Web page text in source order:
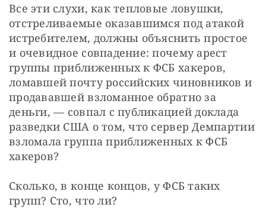
Все эти слухи, как тепловые ловушки,
отстреливаемые оказавшимся под атакой
истребителем, должны объяснить простое
и очевидное совпадение: почему арест
группы приближенных к ФСБ хакеров,
ломавшей почту российских чиновников и
продававшей взломанное обратно за
деньги, — совпал с публикацией доклада
разведки США о том, что сервер Демпартии
взломала группа приближенных к ФСБ
хакеров?
Сколько, в конце концов, у ФСБ таких
групп? Сто, что ли?